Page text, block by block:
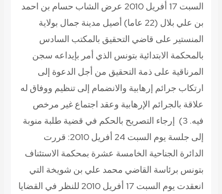
السبت 17 أفريل 2010 عرض الشاب حسام بن احمد
بن علي بلال (22 عاما) أصيل مدينة جمال بولاية
المنستير على قاضي التحقيق بالمكتب السادس
بالمحكمة الابتدائية بتونس الذي أمر بإيداعه سجن
المرناقية على ذمة التحقيق من أجل الدعوة إلى
ارتكاب جرائم إرهابية والانضمام إلى تنظيم ووفاق له
علاقة بالجرائم الإرهابية وعقد اجتماع غير مرخص
فيه.
3) إرجاء التصريح بالحكم في قضية طلبة منوبة
إلى جلسة يوم السبت 24 أفريل 2010:
قررت
الدائرة الجناحية الخامسة عشرة بمحكمة الاستئناف
بتونس برئاسة القاضي محمد علي بن شويخة التي
انعقدت يوم السبت 17 أفريل 2010 للنظر في القضايا